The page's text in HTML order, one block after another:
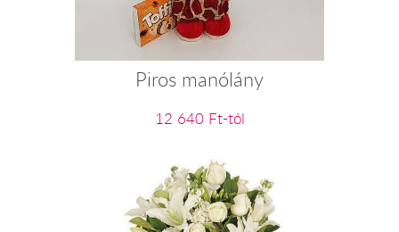
Piros manólány
12 640 Ft-tól